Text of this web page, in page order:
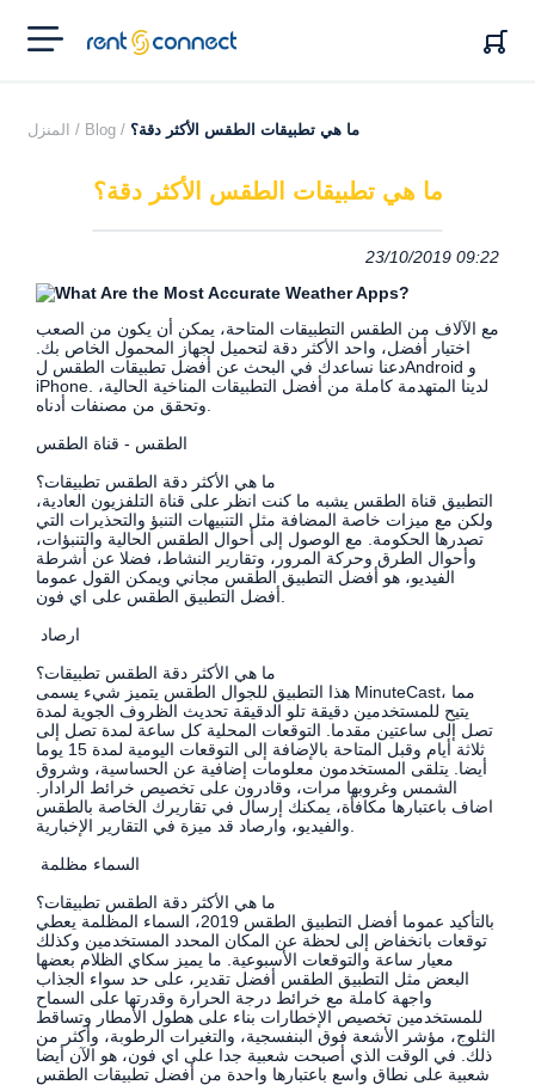
RENT'N
CONNECT
المنزل / Blog / ما هي تطبيقات الطقس الأكثر دقة؟
ما هي تطبيقات الطقس الأكثر دقة؟
23/10/2019 09:22
مع الآلاف من الطقس التطبيقات المتاحة، يمكن أن يكون من الصعب
اختيار أفضل، واحد الأكثر دقة لتحميل لجهاز المحمول الخاص بك.
دعنا نساعدك في البحث عن أفضل تطبيقات الطقس لAndroid و
iPhone. لدينا المتهدمة كاملة من أفضل التطبيقات المناخية الحالية،
الطقس - قناة الطقس
ما هي الأكثر دقة الطقس تطبيقات؟
التطبيق قناة الطقس يشبه ما كنت انظر على قناة التلفزيون العادية،
ولكن مع ميزات خاصة المضافة مثل التنبيهات التنبؤ والتحذيرات التي
تصدرها الحكومة. مع الوصول إلى أحوال الطقس الحالية والتنبؤات،
وأحوال الطرق وحركة المرور، وتقارير النشاط، فضلا عن أشرطة
الفيديو، هو أفضل التطبيق الطقس مجاني ويمكن القول عموما
ارصاد
ما هي الأكثر دقة الطقس تطبيقات؟
هذا التطبيق للجوال الطقس يتميز شيء يسمى MinuteCast، مما
يتيح للمستخدمين دقيقة تلو الدقيقة تحديث الظروف الجوية لمدة
تصل إلى ساعتين مقدما. التوقعات المحلية كل ساعة لمدة تصل إلى
ثلاثة أيام وقبل المتاحة بالإضافة إلى التوقعات اليومية لمدة 15 يوما
أيضا. يتلقى المستخدمون معلومات إضافية عن الحساسية، وشروق
الشمس وغروبها مرات، وقادرون على تخصيص خرائط الرادار.
اضاف باعتبارها مكافأة، يمكنك إرسال في تقاريرك الخاصة بالطقس
السماء مظلمة
ما هي الأكثر دقة الطقس تطبيقات؟
بالتأكيد عموما أفضل التطبيق الطقس 2019، السماء المظلمة يعطي
توقعات بانخفاض إلى لحظة عن المكان المحدد المستخدمين وكذلك
معيار ساعة والتوقعات الأسبوعية. ما يميز سكاي الظلام بعضها
البعض مثل التطبيق الطقس أفضل تقدير، على حد سواء الجذاب
واجهة كاملة مع خرائط درجة الحرارة وقدرتها على السماح
للمستخدمين تخصيص الإخطارات بناء على هطول الأمطار وتساقط
الثلوج، مؤشر الأشعة فوق البنفسجية، والتغيرات الرطوبة، وأكثر من
ذلك. في الوقت الذي أصبحت شعبية جدا على اي فون، هو الآن أيضا
شعبية على نطاق واسع باعتبارها واحدة من أفضل تطبيقات الطقس